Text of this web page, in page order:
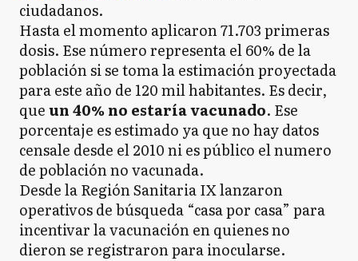
ciudadanos.
Hasta el momento aplicaron 71.703 primeras
dosis. Ese número representa el 60% de la
población si se toma la estimación proyectada
para este año de 120 mil habitantes. Es decir,
queun 40% no estaría vacunado. Ese
porcentaje es estimado ya que no hay datos
censale desde el 2010 ni es público el numero
de población no vacunada.
Desde la Región Sanitaria IX lanzaron
operativos de búsqueda “casa por casa” para
incentivar la vacunación en quienes no
dieron se registraron para inocularse.